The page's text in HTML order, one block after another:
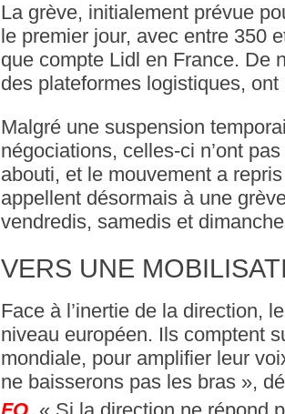
La grève, initialement prévue
le premier jour, avec entre 350
que compte Lidl en France. De
des plateformes logistiques,
Malgré une suspension
négociations, celles-ci n’ont pas
abouti, et le mouvement a
appellent désormais à une
vendredis, samedis et
VERS UNE
Face à l’inertie de la direction,
niveau européen. Ils comptent
mondiale, pour amplifier leur
ne baisserons pas les bras »,